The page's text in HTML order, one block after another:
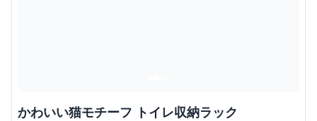
かわいい猫モチーフ トイレ収納ラック